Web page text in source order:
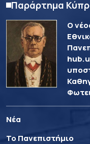
Παράρτημα
Ο
Νέα
Το Πανεπιστήμιο